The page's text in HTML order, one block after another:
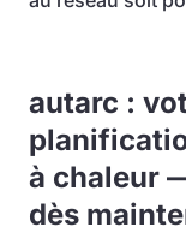
autarc :
à chaleur
dès